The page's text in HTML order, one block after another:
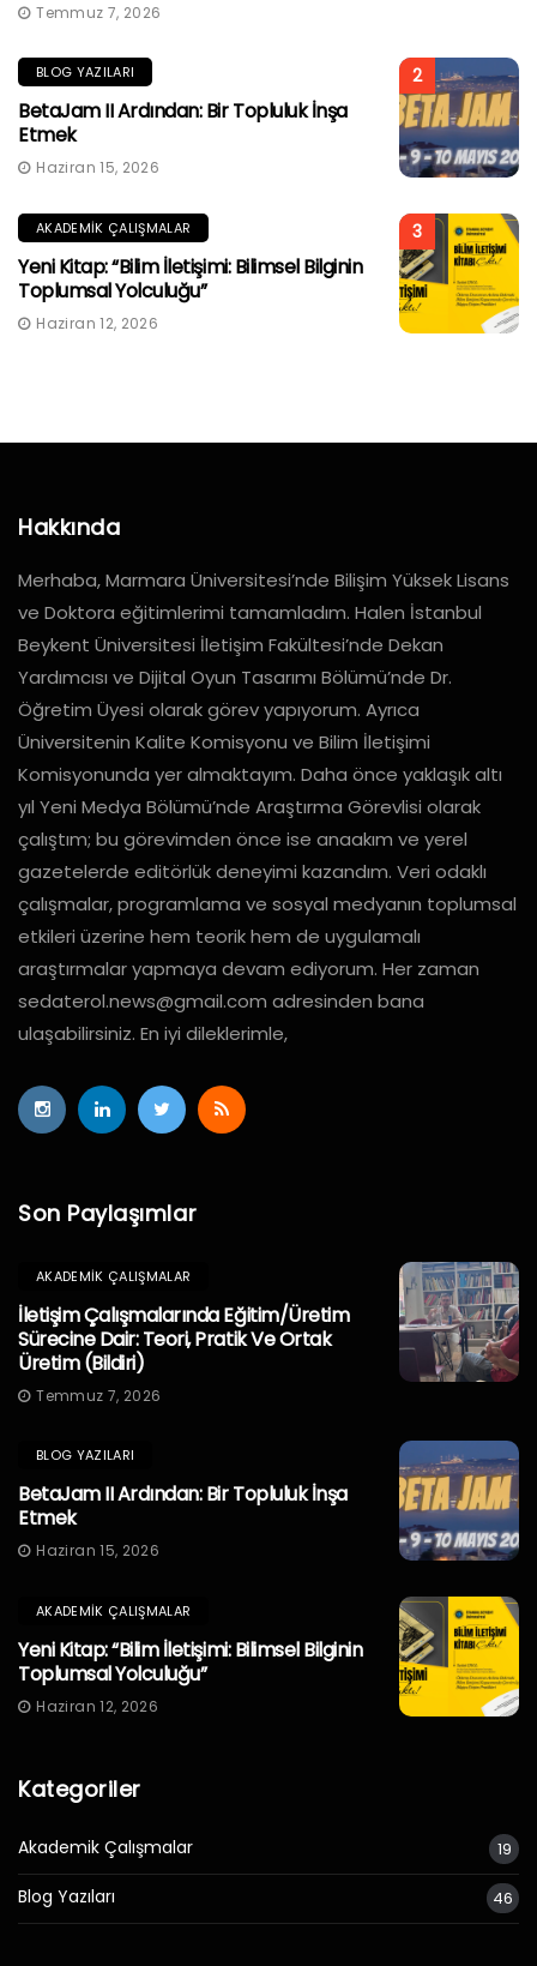
Temmuz 7, 2026
2
BLOG YAZILARI
BetaJam II Ardından: Bir Topluluk İnşa
Etmek
Haziran 15, 2026
3
AKADEMIK ÇALIŞMALAR
Yeni Kitap: “Bilim İletişimi: Bilimsel Bilginin
Toplumsal Yolculuğu”
Haziran 12, 2026
Hakkında
Merhaba, Marmara Üniversitesi’nde Bilişim Yüksek Lisans
ve Doktora eğitimlerimi tamamladım. Halen İstanbul
Beykent Üniversitesi İletişim Fakültesi’nde Dekan
Yardımcısı ve Dijital Oyun Tasarımı Bölümü’nde Dr.
Öğretim Üyesi olarak görev yapıyorum. Ayrıca
Üniversitenin Kalite Komisyonu ve Bilim İletişimi
Komisyonunda yer almaktayım. Daha önce yaklaşık altı
yıl Yeni Medya Bölümü’nde Araştırma Görevlisi olarak
çalıştım; bu görevimden önce ise anaakım ve yerel
gazetelerde editörlük deneyimi kazandım. Veri odaklı
çalışmalar, programlama ve sosyal medyanın toplumsal
etkileri üzerine hem teorik hem de uygulamalı
araştırmalar yapmaya devam ediyorum. Her zaman
sedaterol.news@gmail.com adresinden bana
ulaşabilirsiniz. En iyi dileklerimle,
Son Paylaşımlar
AKADEMIK ÇALIŞMALAR
İletişim Çalışmalarında Eğitim/Üretim
Sürecine Dair: Teori, Pratik Ve Ortak
Üretim (Bildiri)
Temmuz 7, 2026
BLOG YAZILARI
BetaJam II Ardından: Bir Topluluk İnşa
Etmek
Haziran 15, 2026
AKADEMIK ÇALIŞMALAR
Yeni Kitap: “Bilim İletişimi: Bilimsel Bilginin
Toplumsal Yolculuğu”
Haziran 12, 2026
Kategoriler
Akademik Çalışmalar 19
Blog Yazıları 46